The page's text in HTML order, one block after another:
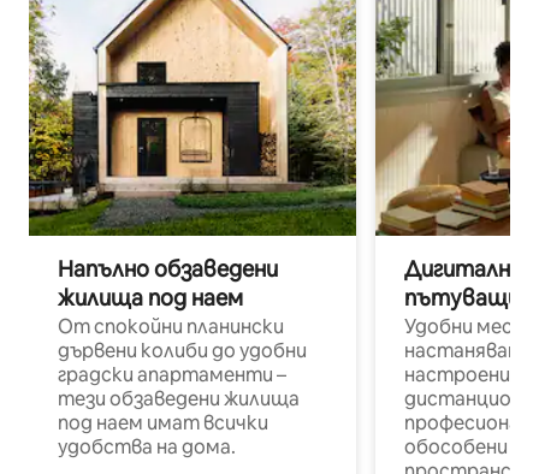
Напълно обзаведени
жилища под наем
От спокойни планински
дървени колиби до удобни
градски апартаменти –
тези обзаведени жилища
под наем имат всички
удобства на дома.
Дигитални
пътуващи
Удобни
настаняване
настроени и
обособени